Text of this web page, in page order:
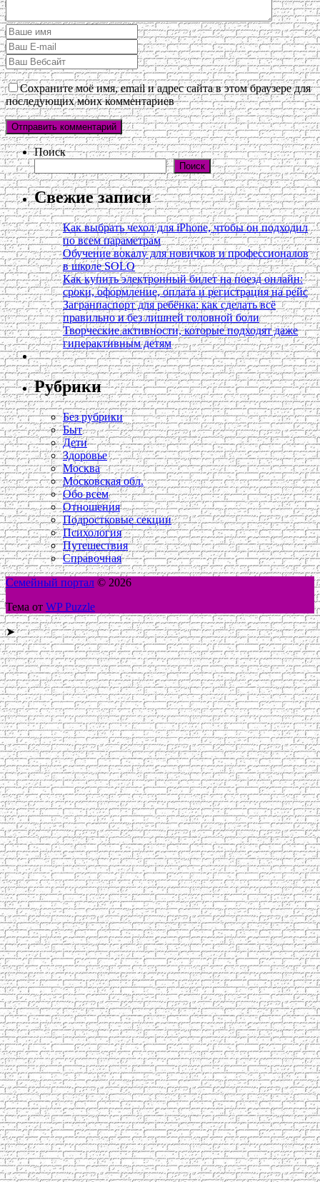
Сохраните моё имя, email и адрес сайта в этом браузере для
последующих моих комментариев
Поиск
Поиск
Свежие записи
Как выбрать чехол для iPhone, чтобы он подходил
по всем параметрам
Обучение вокалу для новичков и профессионалов
в школе SOLO
Как купить электронный билет на поезд онлайн:
сроки, оформление, оплата и регистрация на рейс
Загранпаспорт для ребёнка: как сделать всё
правильно и без лишней головной боли
Творческие активности, которые подходят даже
гиперактивным детям
Рубрики
Без рубрики
Быт
Дети
Здоровье
Москва
Московская обл.
Обо всем
Отношения
Подростковые секции
Психология
Путешествия
Справочная
Семейный портал © 2026
Тема от WP Puzzle
➤